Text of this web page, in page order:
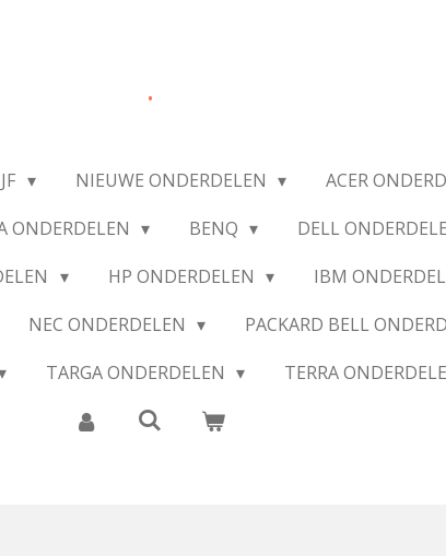
.
NIEUWE ONDERDELEN ACER
ONDERDELEN BENQ DELL
HP ONDERDELEN IBM
NEC ONDERDELEN PACKARD BELL
TARGA ONDERDELEN TERRA